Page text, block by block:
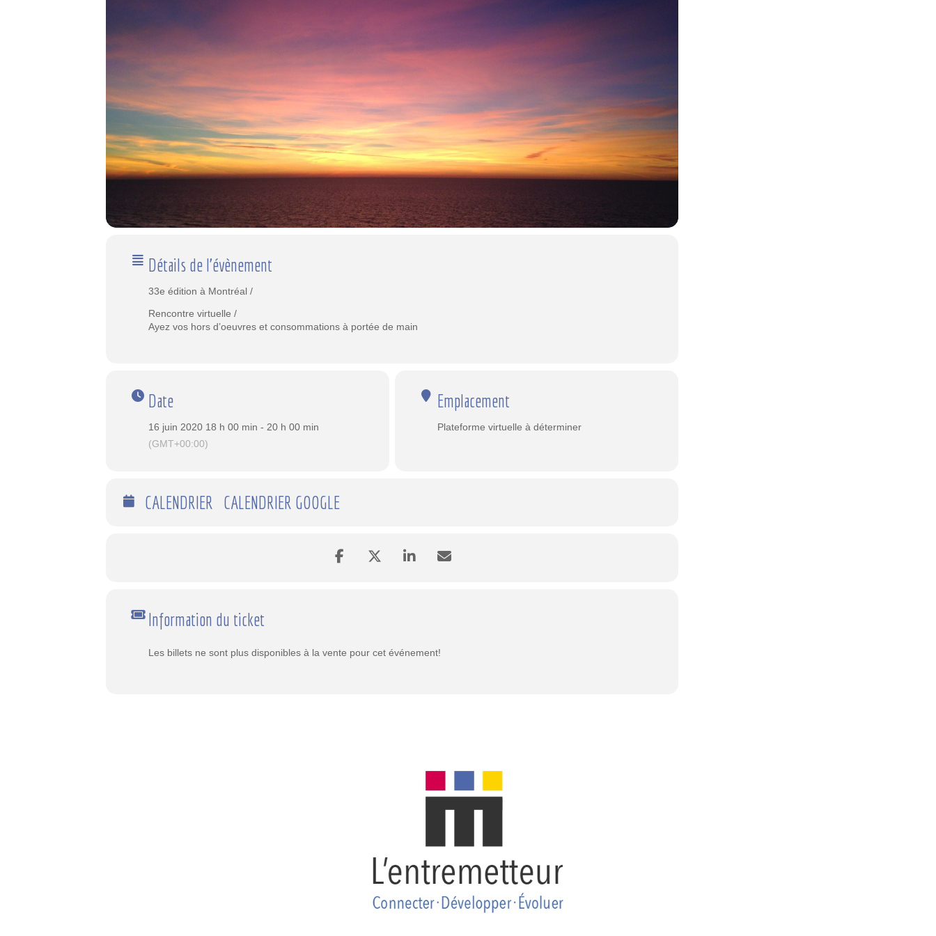
Détails de l'évènement
33e édition à Montréal /
Rencontre virtuelle /
Ayez vos hors d’oeuvres et consommations à portée de main
Date
16 juin 2020 18 h 00 min - 20 h 00 min
(GMT+00:00)
Emplacement
Plateforme virtuelle à déterminer
CALENDRIER CALENDRIER GOOGLE
Information du ticket
Les billets ne sont plus disponibles à la vente pour cet événement!